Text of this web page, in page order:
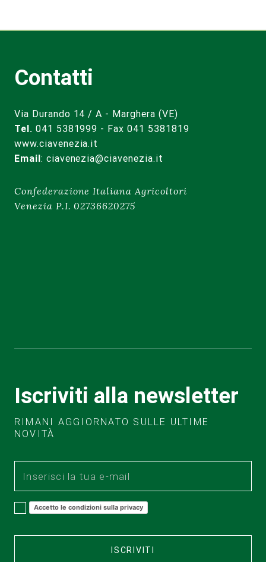
Contatti
Via Durando 14 / A - Marghera (VE)
Tel. 041 5381999 - Fax 041 5381819
www.ciavenezia.it
Email: ciavenezia@ciavenezia.it
Confederazione Italiana Agricoltori
Venezia P.I. 02736620275
Iscriviti alla newsletter
RIMANI AGGIORNATO SULLE ULTIME
NOVITÀ
Accetto le condizioni sulla privacy
ISCRIVITI